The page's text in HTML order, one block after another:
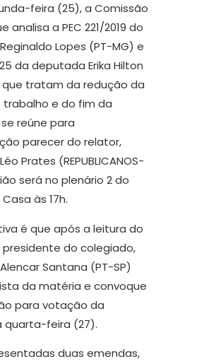
feira (25), a Comissão
analisa a PEC 221/2019 do
Lopes (PT-MG) e
da deputada Erika Hilton
que tratam da redução da
trabalho e do fim da
reúne para
parecer do relator,
Prates (REPUBLICANOS-
será no plenário 2 do
às 17h.
é que após a leitura do
presidente do colegiado,
Santana (PT-SP)
da matéria e convoque
para votação da
quarta-feira (27).
duas emendas,